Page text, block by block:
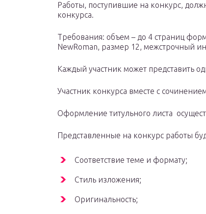
Работы, поступившие на конкурс,
конкурса.
Требования: объем – до 4 страниц
NewRoman, размер 12, межстрочный
Каждый участник может представить
Участник конкурса вместе с
Оформление титульного листа
Представленные на конкурс работы
Соответствие теме и формату;
Стиль изложения;
Оригинальность;